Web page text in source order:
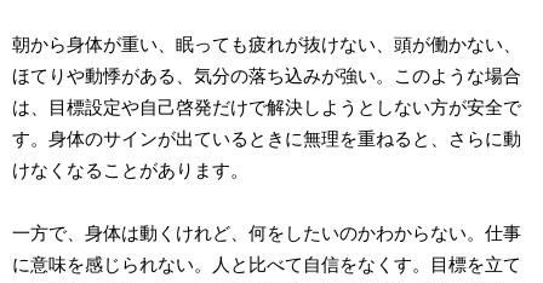
朝から身体が重い、眠っても疲れが抜けない、頭が働かない、
ほてりや動悸がある、気分の落ち込みが強い。このような場合
は、目標設定や自己啓発だけで解決しようとしない方が安全で
す。身体のサインが出ているときに無理を重ねると、さらに動
けなくなることがあります。
一方で、身体は動くけれど、何をしたいのかわからない。仕事
に意味を感じられない。人と比べて自信をなくす。目標を立て